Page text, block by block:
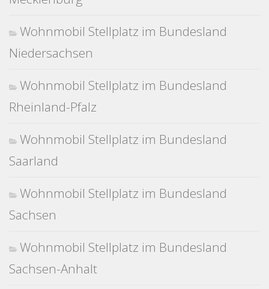
Wohnmobil Stellplatz im Bundesland
Niedersachsen
Wohnmobil Stellplatz im Bundesland
Rheinland-Pfalz
Wohnmobil Stellplatz im Bundesland
Saarland
Wohnmobil Stellplatz im Bundesland
Sachsen
Wohnmobil Stellplatz im Bundesland
Sachsen-Anhalt